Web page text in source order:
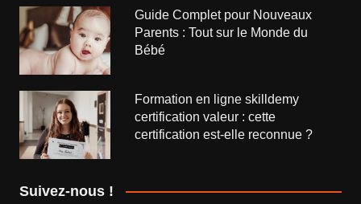
Guide Complet pour Nouveaux
Parents : Tout sur le Monde du
Bébé
Formation en ligne skilldemy
certification valeur : cette
certification est-elle reconnue ?
Suivez-nous !